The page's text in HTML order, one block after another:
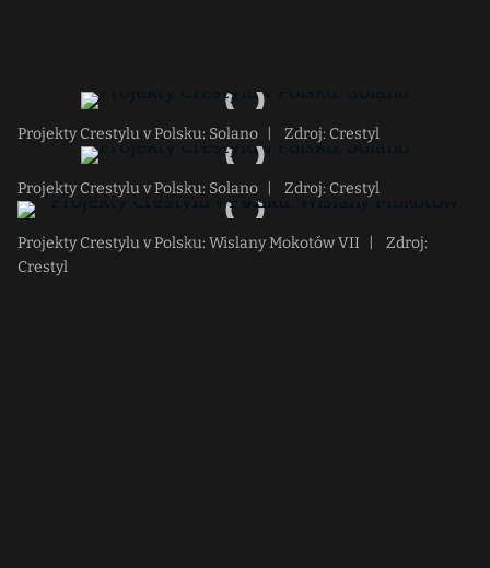
Projekty Crestylu v Polsku: Solano Zdroj: Crestyl
Projekty Crestylu v Polsku: Solano Zdroj: Crestyl
Projekty Crestylu v Polsku: Wislany Mokotów VII
Zdroj:
Crestyl